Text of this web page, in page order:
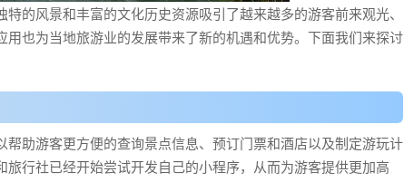
的风景和丰富的文化历史资源吸引了越来越多的游客前来观光、
也为当地旅游业的发展带来了新的机遇和优势。下面我们来探讨
助游客更方便的查询景点信息、预订门票和酒店以及制定游玩计
行社已经开始尝试开发自己的小程序，从而为游客提供更加高